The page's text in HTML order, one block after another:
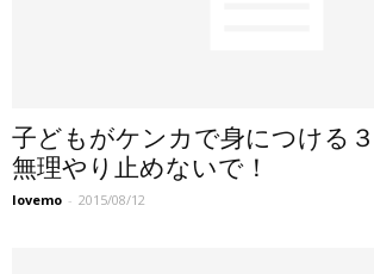
子どもがケンカで身につける３
無理やり止めないで！
lovemo - 2015/08/12